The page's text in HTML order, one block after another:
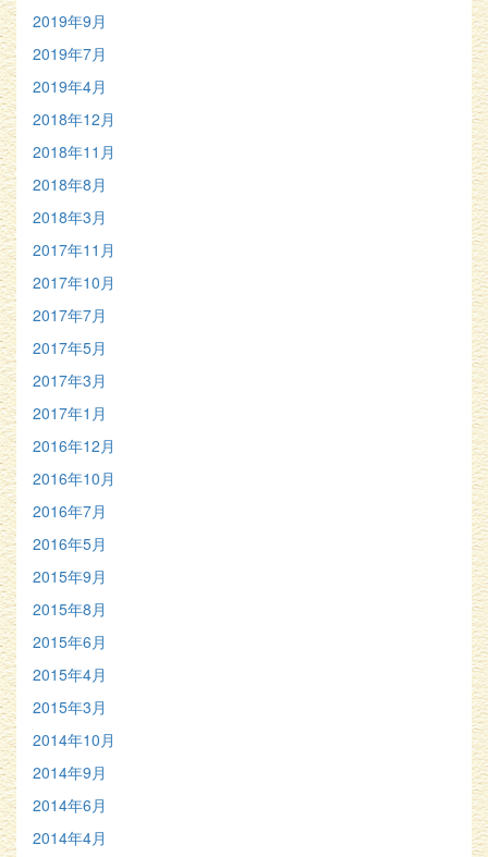
2019年9月
2019年7月
2019年4月
2018年12月
2018年11月
2018年8月
2018年3月
2017年11月
2017年10月
2017年7月
2017年5月
2017年3月
2017年1月
2016年12月
2016年10月
2016年7月
2016年5月
2015年9月
2015年8月
2015年6月
2015年4月
2015年3月
2014年10月
2014年9月
2014年6月
2014年4月